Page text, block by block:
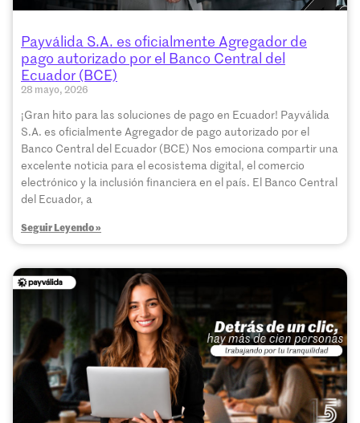
Payválida S.A. es oficialmente Agregador de
pago autorizado por el Banco Central del
Ecuador (BCE)
28 mayo, 2026
¡Gran hito para las soluciones de pago en Ecuador! Payválida
S.A. es oficialmente Agregador de pago autorizado por el
Banco Central del Ecuador (BCE) Nos emociona compartir una
excelente noticia para el ecosistema digital, el comercio
electrónico y la inclusión financiera en el país. El Banco Central
del Ecuador, a
Seguir Leyendo »